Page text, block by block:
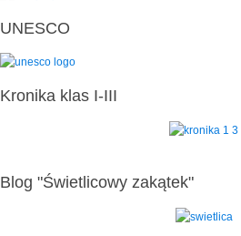
UNESCO
Kronika klas I-III
Blog "Świetlicowy zakątek"